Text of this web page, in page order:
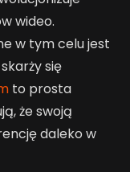
wideo.
w tym celu jest
się
to prosta
że swoją
daleko w